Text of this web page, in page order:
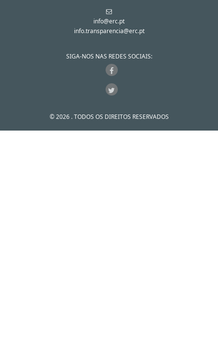
info@erc.pt
info.transparencia@erc.pt
SIGA-NOS NAS REDES SOCIAIS:
© 2026 . TODOS OS DIREITOS RESERVADOS